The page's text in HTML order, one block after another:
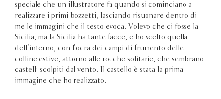
speciale che un illustratore fa quando si cominciano a
realizzare i primi bozzetti, lasciando risuonare dentro di
me le immagini che il testo evoca. Volevo che ci fosse la
Sicilia, ma la Sicilia ha tante facce, e ho scelto quella
dell’interno, con l’ocra dei campi di frumento delle
colline estive, attorno alle rocche solitarie, che sembrano
castelli scolpiti dal vento. Il castello è stata la prima
immagine che ho realizzato.